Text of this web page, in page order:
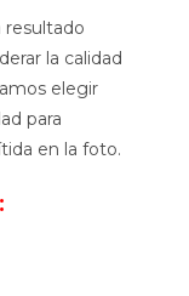
resultado
la calidad
elegir
para
en la foto.